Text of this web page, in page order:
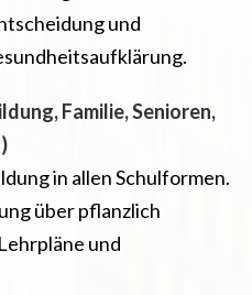
und
Familie, Senioren,
in allen Schulformen.
über pflanzlich
und